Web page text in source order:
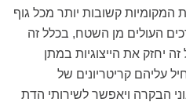
המקומיות קשובות יותר מכל גוף
העולים מן השטח, בכלל זה
יחזק את הייצוגיות במתן
עליהם קריטריונים של
הבקרה ויאפשר לשירותי הדת